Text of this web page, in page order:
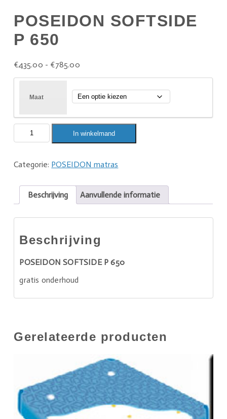
POSEIDON SOFTSIDE
P 650
€435.00 - €785.00
Maat
In winkelmand
Categorie: POSEIDON matras
Beschrijving Aanvullende informatie
Beschrijving
POSEIDON SOFTSIDE P 650
gratis onderhoud
Gerelateerde producten